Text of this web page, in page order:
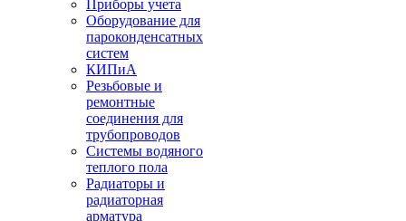
Приборы учета
Оборудование для
пароконденсатных
систем
КИПиА
Резьбовые и
ремонтные
соединения для
трубопроводов
Системы водяного
теплого пола
Радиаторы и
радиаторная
арматура